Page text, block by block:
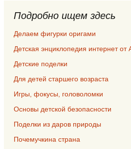
Подробно ищем здесь
Делаем фигурки оригами
Детская энциклопедия интернет от
Детские поделки
Для детей старшего возраста
Игры, фокусы, головоломки
Основы детской безопасности
Поделки из даров природы
Почемучкина страна